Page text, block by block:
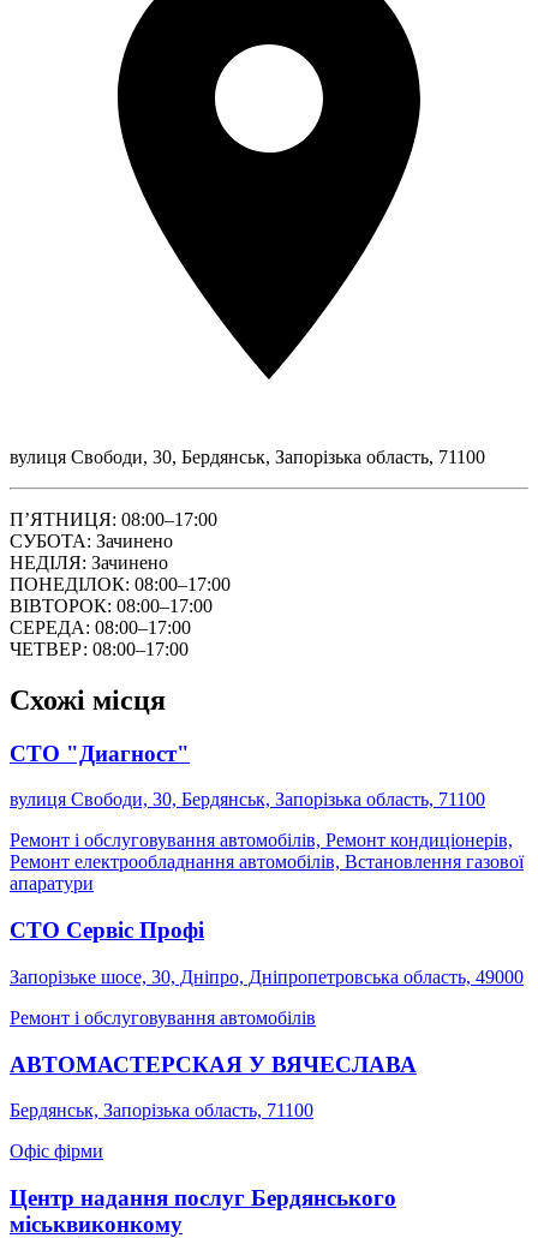
вулиця Свободи, 30, Бердянськ, Запорізька область, 71100
ПʼЯТНИЦЯ: 08:00–17:00
СУБОТА: Зачинено
НЕДІЛЯ: Зачинено
ПОНЕДІЛОК: 08:00–17:00
ВІВТОРОК: 08:00–17:00
СЕРЕДА: 08:00–17:00
ЧЕТВЕР: 08:00–17:00
Схожі місця
СТО "Диагност"
вулиця Свободи, 30, Бердянськ, Запорізька область, 71100
Ремонт і обслуговування автомобілів, Ремонт кондиціонерів,
Ремонт електрообладнання автомобілів, Встановлення газової
апаратури
СТО Сервіс Профі
Запорізьке шосе, 30, Дніпро, Дніпропетровська область, 49000
Ремонт і обслуговування автомобілів
АВТОМАСТЕРСКАЯ У ВЯЧЕСЛАВА
Бердянськ, Запорізька область, 71100
Офіс фірми
Центр надання послуг Бердянського
міськвиконкому